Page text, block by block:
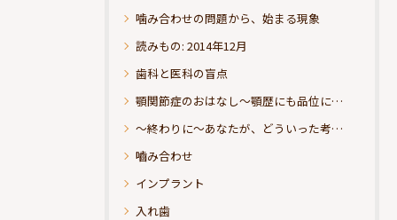
噛み合わせの問題から、始まる現象
読みもの: 2014年12月
歯科と医科の盲点
顎関節症のおはなし～顎歴にも品位にこだわりたい
～終わりに～あなたが、どういった考えの治療をお求めになられるのか？
嚙み合わせ
インプラント
入れ歯